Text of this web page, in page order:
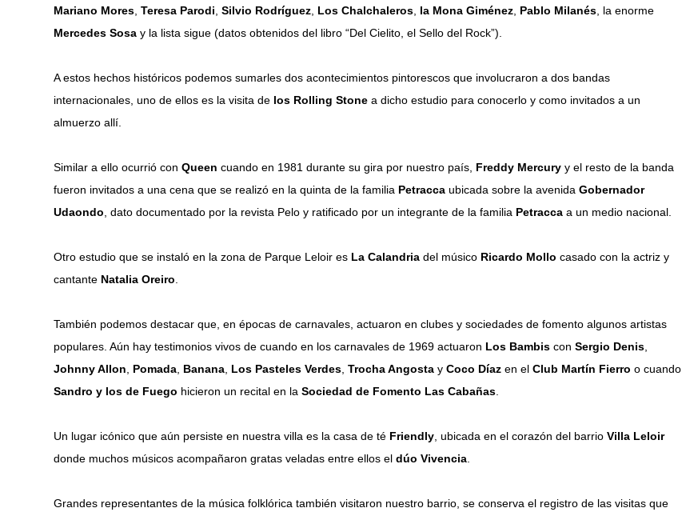
Mariano Mores ,Teresa Parodi ,Silvio Rodríguez Los Chalchaleros la Mona Giménez Pablo Milanés , la enorme
Mercedes Sosa y la lista sigue (datos obtenidos del libro “Del Cielito, el Sello del Rock”).
A estos hechos históricos podemos sumarles dos acontecimientos pintorescos que involucraron a dos bandas
internacionales, uno de ellos es la visita de los Rolling Stone a dicho estudio para conocerlo y como invitados a un
almuerzo allí.
Similar a ello ocurrió conQueen cuando en 1981 durante su gira por nuestro país, Freddy Mercury y el resto de la banda
fueron invitados a una cena que se realizó en la quinta de la familia Petracca ubicada sobre la avenidaGobernador
Udaondo , dato documentado por la revista Pelo y ratificado por un integrante de la familia Petracca a un medio nacional.
Otro estudio que se instaló en la zona de Parque Leloir es La Calandria del músico Ricardo Mollo casado con la actriz y
cantante Natalia Oreiro
También podemos destacar que, en épocas de carnavales, actuaron en clubes y sociedades de fomento algunos artistas
populares. Aún hay testimonios vivos de cuando en los carnavales de 1969 actuaron Los Bambis conSergio Denis
Johnny Allon
Pomada Banana Los Pasteles Verdes ,Trocha Angosta yCoco Díaz en elClub Martín Fierro o cuando
Sandro y los de Fuego hicieron un recital en laSociedad de Fomento Las Cabañas
Un lugar icónico que aún persiste en nuestra villa es la casa de té Friendly , ubicada en el corazón del barrioVilla Leloir
donde muchos músicos acompañaron gratas veladas entre ellos eldúo Vivencia
Grandes representantes de la música folklórica también visitaron nuestro barrio, se conserva el registro de las visitas que